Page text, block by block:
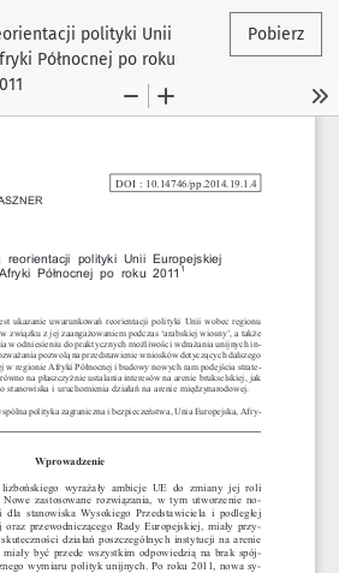
artykułu polityki Unii
Północnej po roku
Pobierz